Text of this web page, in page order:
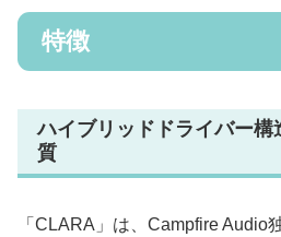
特徴
ハイブリッドドライバー
質
「CLARA」は、Campfire Audio